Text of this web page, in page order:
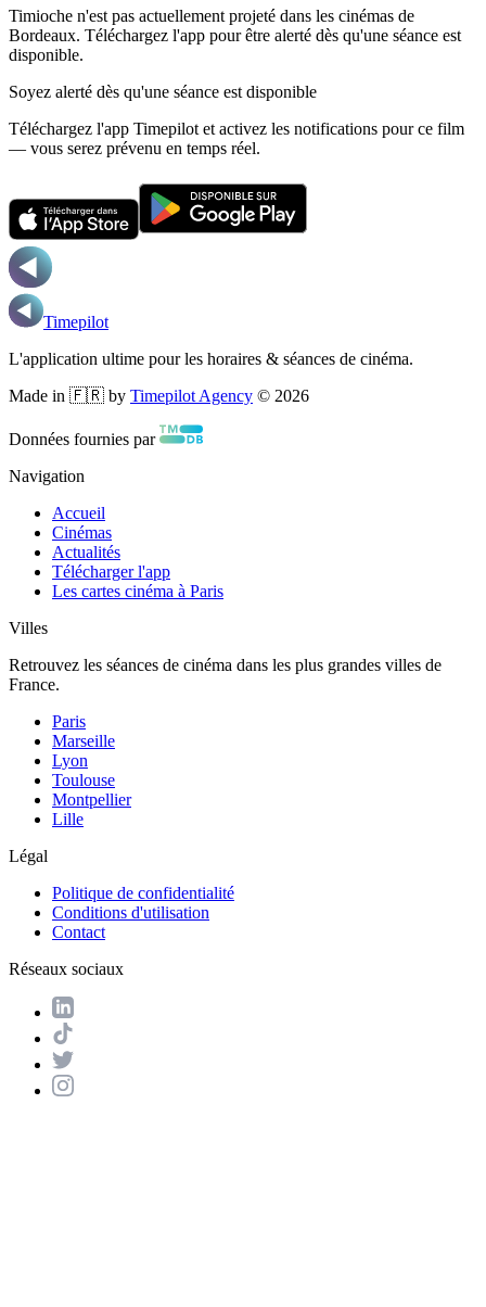
Timioche n'est pas actuellement projeté dans les cinémas de
Bordeaux. Téléchargez l'app pour être alerté dès qu'une séance est
disponible.
Soyez alerté dès qu'une séance est disponible
Téléchargez l'app Timepilot et activez les notifications pour ce film
— vous serez prévenu en temps réel.
Timepilot
L'application ultime pour les horaires & séances de cinéma.
Made in 🇫🇷 by Timepilot Agency © 2026
Données fournies par
Navigation
Accueil
Cinémas
Actualités
Télécharger l'app
Les cartes cinéma à Paris
Villes
Retrouvez les séances de cinéma dans les plus grandes villes de
France.
Paris
Marseille
Lyon
Toulouse
Montpellier
Lille
Légal
Politique de confidentialité
Conditions d'utilisation
Contact
Réseaux sociaux